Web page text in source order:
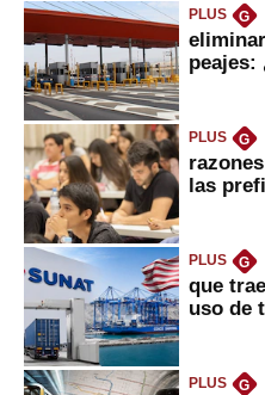
PLUS G
peajes:
PLUS G
las
PLUS G
que
uso de
PLUS G